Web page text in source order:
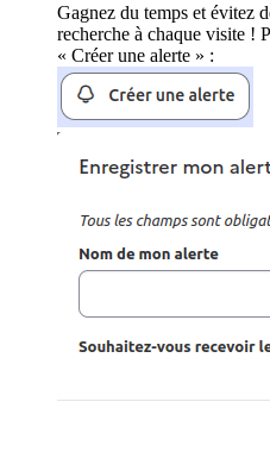
Gagnez du temps et évitez
recherche à chaque visite !
« Créer une alerte » :